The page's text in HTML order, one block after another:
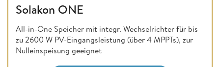
Solakon ONE
All-in-One Speicher mit integr. Wechselrichter für bis
zu 2600 W PV-Eingangsleistung (über 4 MPPTs), zur
Nulleinspeisung geeignet